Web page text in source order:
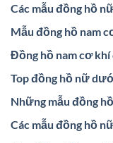
Các mẫu đồng hồ
Mẫu đồng hồ nam
Đồng hồ nam cơ khí
Top đồng hồ nữ
Những mẫu đồng
Các mẫu đồng hồ